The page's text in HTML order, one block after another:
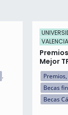
Mejor
Becas
Becas